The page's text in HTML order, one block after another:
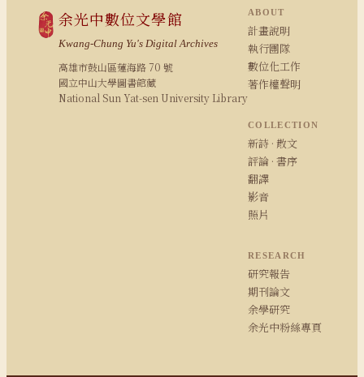
余光中數位文學館
Kwang-Chung Yu's Digital Archives
高雄市鼓山區蓮海路 70 號
國立中山大學圖書館藏
National Sun Yat-sen University Library
ABOUT
計畫說明
執行團隊
數位化工作
著作權聲明
COLLECTION
新詩 · 散文
評論 · 書序
翻譯
影音
照片
RESEARCH
研究報告
期刊論文
余學研究
余光中粉絲專頁